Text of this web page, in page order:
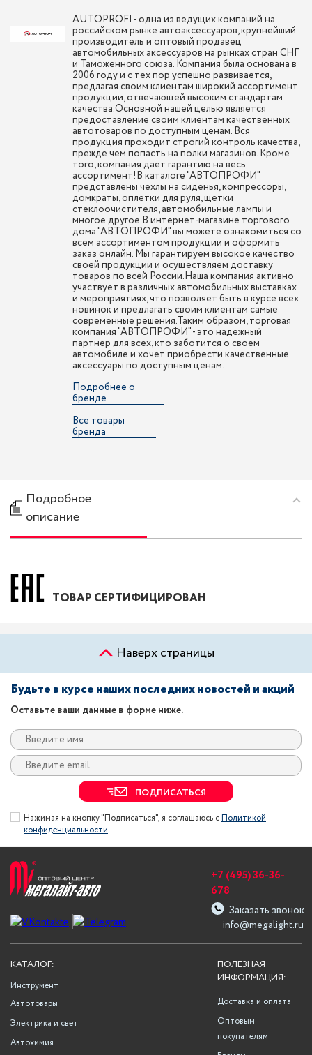
AUTOPROFI - одна из ведущих компаний на
российском рынке автоаксессуаров, крупнейший
производитель и оптовый продавец
автомобильных аксессуаров на рынках стран СНГ
и Таможенного союза. Компания была основана в
2006 году и с тех пор успешно развивается,
предлагая своим клиентам широкий ассортимент
продукции, отвечающей высоким стандартам
качества.Основной нашей целью является
предоставление своим клиентам качественных
автотоваров по доступным ценам. Вся
продукция проходит строгий контроль качества,
прежде чем попасть на полки магазинов. Кроме
того, компания дает гарантию на весь
ассортимент!В каталоге "АВТОПРОФИ"
представлены чехлы на сиденья, компрессоры,
домкраты, оплетки для руля, щетки
стеклоочистителя, автомобильные лампы и
многое другое.В интернет-магазине торгового
дома "АВТОПРОФИ" вы можете ознакомиться со
всем ассортиментом продукции и оформить
заказ онлайн. Мы гарантируем высокое качество
своей продукции и осуществляем доставку
товаров по всей России.Наша компания активно
участвует в различных автомобильных выставках
и мероприятиях, что позволяет быть в курсе всех
новинок и предлагать своим клиентам самые
современные решения.Таким образом, торговая
компания "АВТОПРОФИ" - это надежный
партнер для всех, кто заботится о своем
автомобиле и хочет приобрести качественные
аксессуары по доступным ценам.
Подробнее о
бренде
Все товары
бренда
Подробное
описание
ТОВАР СЕРТИФИЦИРОВАН
Наверх страницы
Будьте в курсе наших последних новостей и акций
Оставьте ваши данные в форме ниже.
ПОДПИСАТЬСЯ
Нажимая на кнопку "Подписаться", я соглашаюсь сПолитикой
конфиденциальности
info@megalight.ru
+7 (495) 36-36-
678
Заказать звонок
ПОЛЕЗНАЯ
ИНФОРМАЦИЯ:
Доставка и оплата
Оптовым
покупателям
КАТАЛОГ:
Инструмент
Автотовары
Электрика и свет
Автохимия